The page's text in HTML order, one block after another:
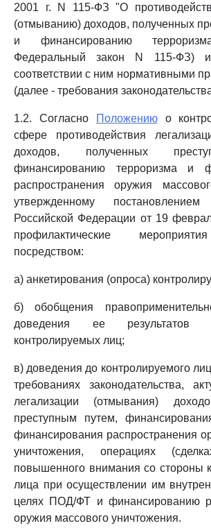
2001 г. N 115-ФЗ "О
(отмыванию) доходов, полученных
и финансированию
Федеральный закон N 115-ФЗ)
соответствии с ним нормативными
(далее - требования
1.2. Согласно Положениюо
сфере противодействия
доходов, полученных
финансированию терроризма и
распространения оружия
утвержденному постановлением
Российской Федерации от 19
профилактические
посредством:
а) анкетирования (опроса)
б) обобщения
доведения ее результатов
контролируемых лиц;
в) доведения до контролируемого
требованиях законодательства,
легализации (отмывания)
преступным путем,
финансирования распространения
уничтожения, операциях
повышенного внимания со стороны
лица при осуществлении им
целях ПОД/ФТ и финансированию
оружия массового уничтожения.